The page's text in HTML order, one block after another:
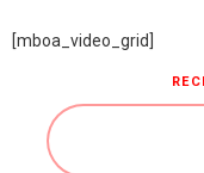
[mboa_video_grid]